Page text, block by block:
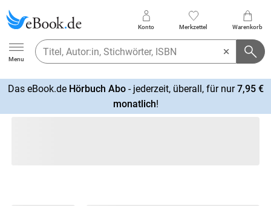
Ebook.de
Menu
Konto Merkzettel Warenkorb
Das eBook.de Hörbuch Abo- jederzeit, überall, für nur7,95 €
monatlich!